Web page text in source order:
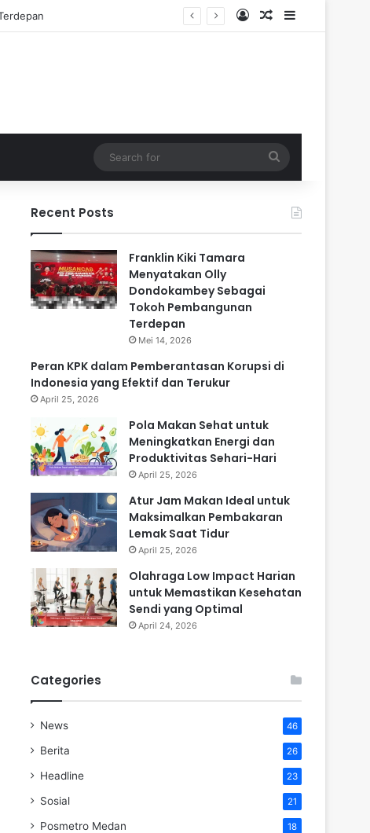
Log InRandom Article
Sidebar
for
Recent Posts
Franklin Kiki Tamara
Menyatakan Olly
Dondokambey Sebagai
Tokoh Pembangunan
Terdepan
Mei 14, 2026
Peran KPK dalam Pemberantasan Korupsi di
Indonesia yang Efektif dan Terukur
April 25, 2026
Pola Makan Sehat untuk
Meningkatkan Energi dan
Produktivitas Sehari-Hari
April 25, 2026
Atur Jam Makan Ideal untuk
Maksimalkan Pembakaran
Lemak Saat Tidur
April 25, 2026
Olahraga Low Impact Harian
untuk Memastikan Kesehatan
Sendi yang Optimal
April 24, 2026
Categories
News 46
Berita 26
Headline 23
Sosial 21
Posmetro Medan 18